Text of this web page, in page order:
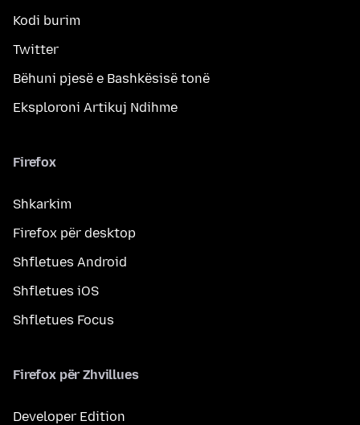
Kodi burim
Twitter
Bëhuni pjesë e Bashkësisë tonë
Eksploroni Artikuj Ndihme
Firefox
Shkarkim
Firefox për desktop
Shfletues Android
Shfletues iOS
Shfletues Focus
Firefox për Zhvillues
Developer Edition